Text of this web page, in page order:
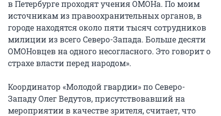
в Петербурге проходят учения ОМОНа. По моим
источникам из правоохранительных органов, в
городе находятся около пяти тысяч сотрудников
милиции из всего Северо-Запада. Больше десяти
ОМОНовцев на одного несогласного. Это говорит о
страхе власти перед народом».
Координатор «Молодой гвардии» по Северо-
Западу Олег Ведутов, присутствовавший на
мероприятии в качестве зрителя, считает, что